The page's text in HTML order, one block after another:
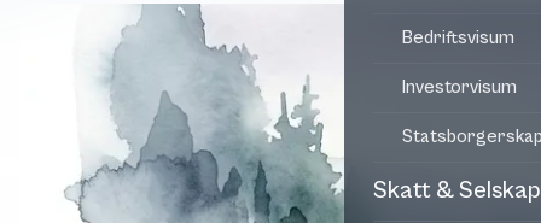
Bedriftsvisum
Investorvisum
Statsborgerskap
Skatt &